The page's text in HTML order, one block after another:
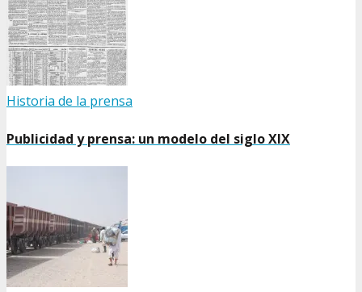
Historia de la prensa
Publicidad y prensa: un modelo del siglo XIX